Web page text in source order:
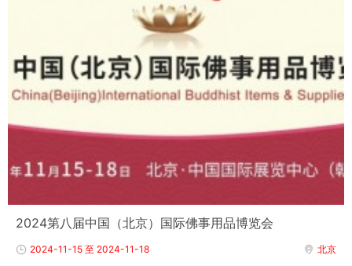
2024第八届中国（北京）国际佛事用品博览会
北京
2024-11-15 至 2024-11-18